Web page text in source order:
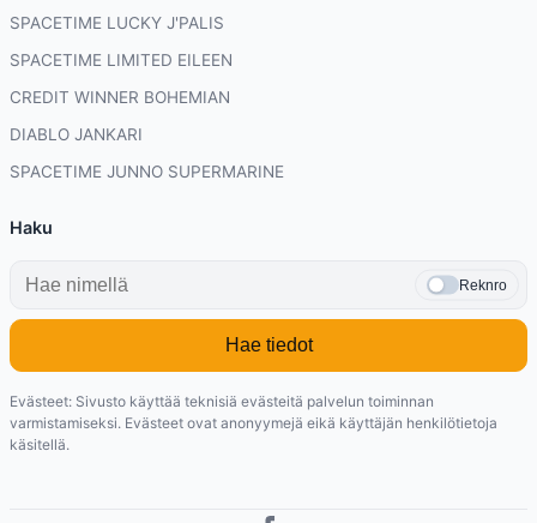
SPACETIME LUCKY J'PALIS
SPACETIME LIMITED EILEEN
CREDIT WINNER BOHEMIAN
DIABLO JANKARI
SPACETIME JUNNO SUPERMARINE
Haku
Reknro
Hae tiedot
Evästeet: Sivusto käyttää teknisiä evästeitä palvelun toiminnan
varmistamiseksi. Evästeet ovat anonyymejä eikä käyttäjän henkilötietoja
käsitellä.